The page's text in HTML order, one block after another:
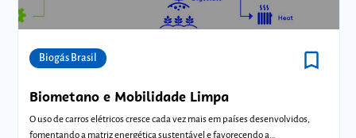
Biogás Brasil bookmark_border
Biometano e Mobilidade Limpa
O uso de carros elétricos cresce cada vez mais em países desenvolvidos,
fomentando a matriz energética sustentável e favorecendo a